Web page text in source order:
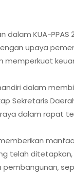
KUA-
upaya
dalam
Sekretaris
dalam rapat
telah